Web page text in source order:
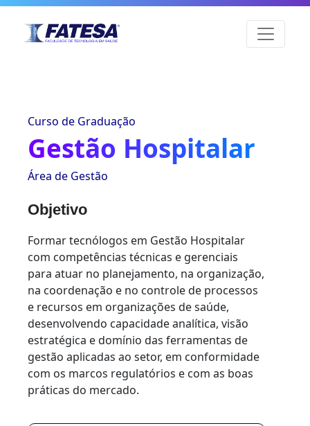
Curso de Graduação
Gestão Hospitalar
Área de Gestão
Objetivo
Formar tecnólogos em Gestão Hospitalar
com competências técnicas e gerenciais
para atuar no planejamento, na organização,
na coordenação e no controle de processos
e recursos em organizações de saúde,
desenvolvendo capacidade analítica, visão
estratégica e domínio das ferramentas de
gestão aplicadas ao setor, em conformidade
com os marcos regulatórios e com as boas
práticas do mercado.